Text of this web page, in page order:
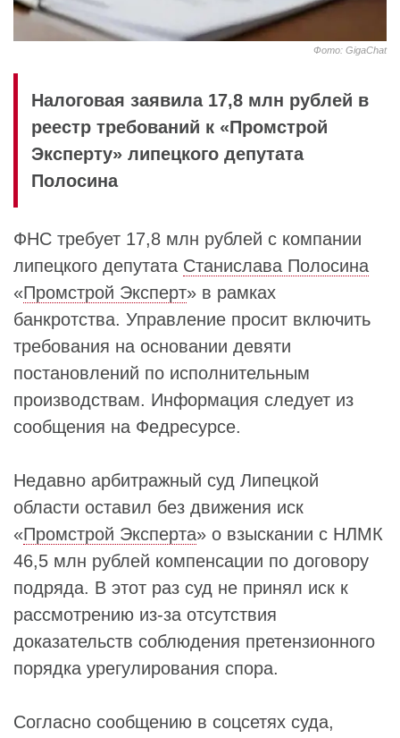
Фото: GigaChat
Налоговая заявила 17,8 млн рублей в
реестр требований к «Промстрой
Эксперту» липецкого депутата
Полосина
ФНС требует 17,8 млн рублей с компании
липецкого депутата Станислава Полосина
«Промстрой Эксперт» в рамках
банкротства. Управление просит включить
требования на основании девяти
постановлений по исполнительным
производствам. Информация следует из
сообщения на Федресурсе.
Недавно арбитражный суд Липецкой
области оставил без движения иск
«Промстрой Эксперта» о взыскании с НЛМК
46,5 млн рублей компенсации по договору
подряда. В этот раз суд не принял иск к
рассмотрению из-за отсутствия
доказательств соблюдения претензионного
порядка урегулирования спора.
Согласно сообщению в соцсетях суда,